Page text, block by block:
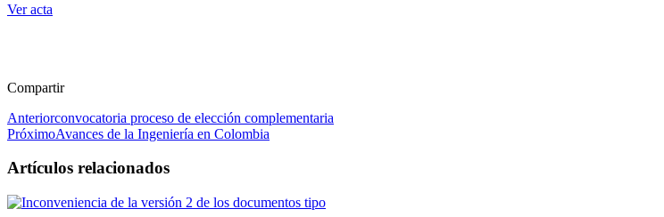
Ver acta
Compartir
Anteriorconvocatoria proceso de elección complementaria
PróximoAvances de la Ingeniería en Colombia
Artículos relacionados